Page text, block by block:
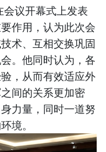
会议开幕式上发表
作用，认为此次会
术、互相交换巩固
。他同时认为，各
，从而有效适应外
间的关系更加密
力量，同时一道努
境。